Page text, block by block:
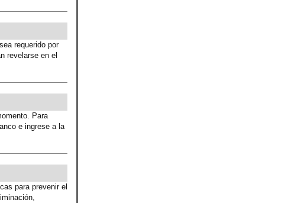
requerido por
revelarse en el
Para
e ingrese a la
para prevenir el